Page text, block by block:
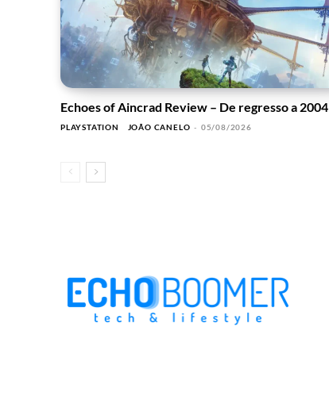
Echoes of Aincrad Review – De regresso a 2004
PLAYSTATION JOÃO CANELO - 05/08/2026